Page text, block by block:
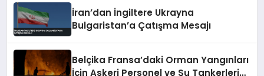
İran’dan İngiltere Ukrayna
Bulgaristan’a Çatışma Mesajı
Belçika Fransa’daki Orman Yangınları
İçin Askeri Personel ve Su Tankerleri